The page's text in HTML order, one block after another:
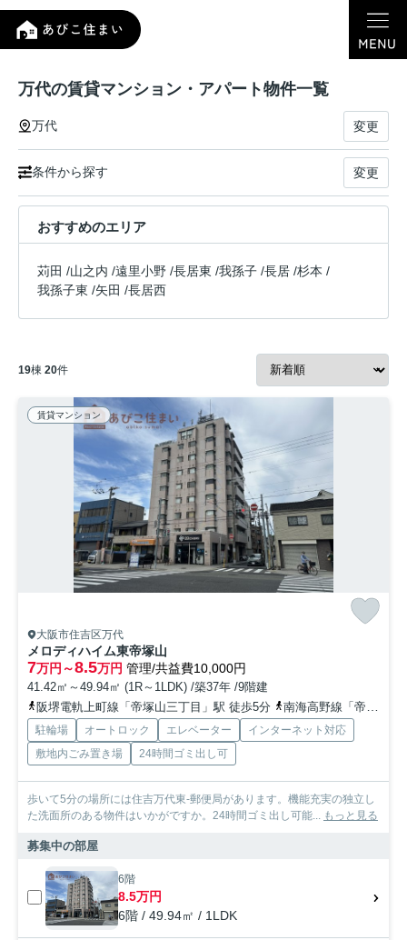
万代の賃貸マンション・アパート物件一覧
万代 変更
条件から探す 変更
おすすめのエリア
苅田 /山之内 /遠里小野 /長居東 /我孫子 /長居 /杉本 /
我孫子東 /矢田 /長居西
19棟 20件
賃貸マンション
大阪市住吉区万代
メロディハイム東帝塚山
7万円～8.5万円 管理/共益費10,000円
41.42㎡～49.94㎡ (1R～1LDK) /築37年 /9階建
阪堺電軌上町線「帝塚山三丁目」駅 徒歩5分
南海高野線「帝塚山」駅 徒歩10分
駐輪場 オートロック エレベーター
インターネット対応
敷地内ごみ置き場
24時間ゴミ出し可
歩いて5分の場所には住吉万代東-郵便局があります。機能充実の独立し
た洗面所のある物件はいかがですか。24時間ゴミ出し可能...
もっと見る
募集中の部屋
6階
8.5万円
6階 / 49.94㎡ / 1LDK